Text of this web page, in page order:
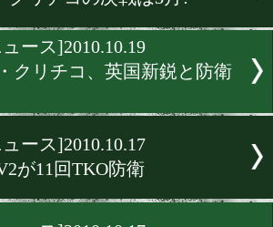
[ニュース]2010.10.25
[ニュース]2010.10.19
V・クリチコの次戦は3月?